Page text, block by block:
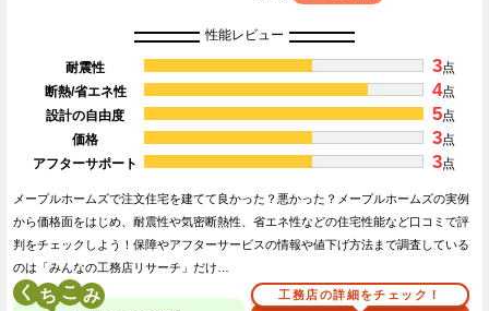
性能レビュー
耐震性 3点
断熱/省エネ性
4点
設計の自由度
5点
価格
3点
アフターサポート
3点
メープルホームズで注文住宅を建てて良かった？悪かった？メープルホームズの実例
から価格面をはじめ、耐震性や気密断熱性、省エネ性などの住宅性能など口コミで評
判をチェックしよう！保障やアフターサービスの情報や値下げ方法まで調査している
のは「みんなの工務店リサーチ」だけ…
く こ 工務店の詳細をチェック！